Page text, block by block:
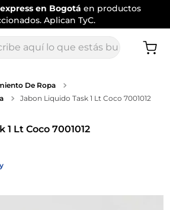
en Bogotá en productos
Aplican TyC.
aquí lo que estás buscando
De Ropa
Jabon Liquido Task 1 Lt Coco 7001012
Lt Coco 7001012